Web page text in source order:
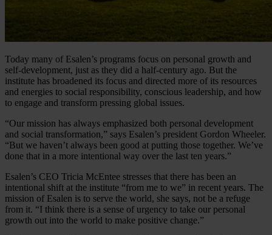
Today many of Esalen’s programs focus on personal growth and
self-development, just as they did a half-century ago. But the
institute has broadened its focus and directed more of its resources
and energies to social responsibility, conscious leadership, and how
to engage and transform pressing global issues.
“Our mission has always emphasized both personal development
and social transformation,” says Esalen’s president Gordon Wheeler.
“But we haven’t always been good at putting those together. We’ve
done that in a more intentional way over the last ten years.”
Esalen’s CEO Tricia McEntee stresses that there has been an
intentional shift at the institute “from me to we” in recent years. The
mission of Esalen is to serve the world, she says, not be a refuge
from it. “I think there is a sense of urgency to take our personal
growth out into the world to make positive change.”